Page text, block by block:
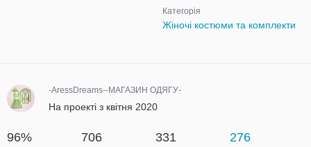
Категорія
Жіночі костюми та комплекти
-AressDreams--МАГАЗИН ОДЯГУ-
На проекті з квітня 2020
96% 706 331 276